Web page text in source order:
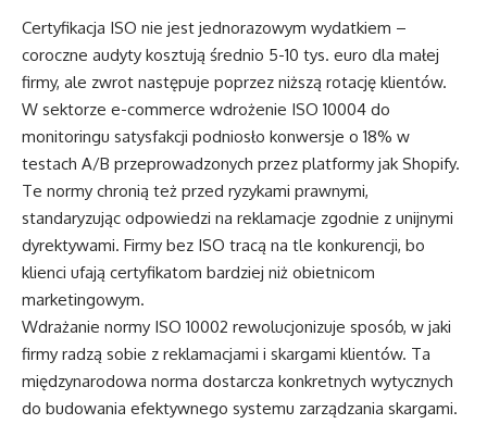
Certyfikacja ISO nie jest jednorazowym wydatkiem –
coroczne audyty kosztują średnio 5-10 tys. euro dla małej
firmy, ale zwrot następuje poprzez niższą rotację klientów.
W sektorze e-commerce wdrożenie ISO 10004 do
monitoringu satysfakcji podniosło konwersje o 18% w
testach A/B przeprowadzonych przez platformy jak Shopify.
Te normy chronią też przed ryzykami prawnymi,
standaryzując odpowiedzi na reklamacje zgodnie z unijnymi
dyrektywami. Firmy bez ISO tracą na tle konkurencji, bo
klienci ufają certyfikatom bardziej niż obietnicom
marketingowym.
Wdrażanie normy ISO 10002 rewolucjonizuje sposób, w jaki
firmy radzą sobie z reklamacjami i skargami klientów. Ta
międzynarodowa norma dostarcza konkretnych wytycznych
do budowania efektywnego systemu zarządzania skargami.